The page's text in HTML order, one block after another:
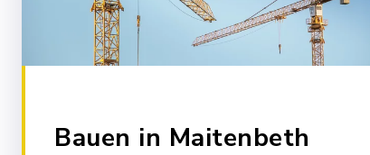
Bauen in Maitenbeth